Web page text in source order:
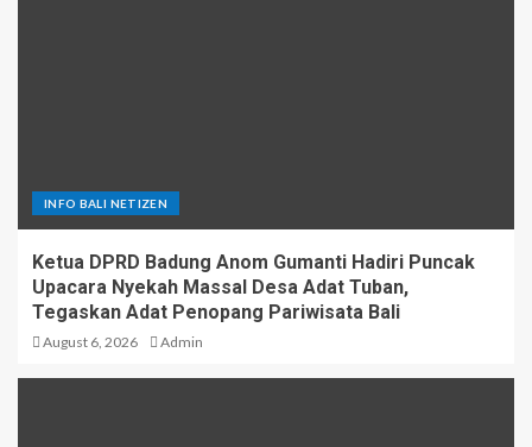
INFO BALI NETIZEN
Ketua DPRD Badung Anom Gumanti Hadiri Puncak
Upacara Nyekah Massal Desa Adat Tuban,
Tegaskan Adat Penopang Pariwisata Bali
August 6, 2026 Admin